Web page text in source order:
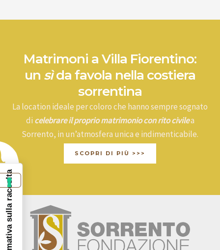
Matrimoni a Villa Fiorentino:
un sìda favola nella costiera
sorrentina
La location ideale per coloro che hanno sempre sognato
di celebrare il proprio matrimonio con rito civilea
Sorrento, in un’atmosfera unica e indimenticabile.
SCOPRI DI PIÙ >>>
Informativa sulla raccolta